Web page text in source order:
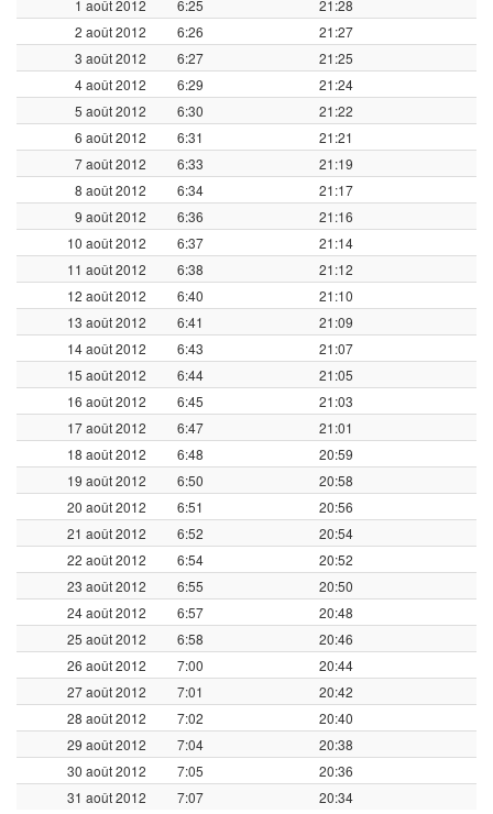
1 août 2012 6:25
21:28
2 août 2012
6:26
21:27
3 août 2012
6:27
21:25
4 août 2012
6:29
21:24
5 août 2012
6:30
21:22
6 août 2012
6:31
21:21
7 août 2012
6:33
21:19
8 août 2012
6:34
21:17
9 août 2012
6:36
21:16
10 août 2012
6:37
21:14
11 août 2012
6:38
21:12
12 août 2012
6:40
21:10
13 août 2012
6:41
21:09
14 août 2012
6:43
21:07
15 août 2012
6:44
21:05
16 août 2012
6:45
21:03
17 août 2012
6:47
21:01
18 août 2012
6:48
20:59
19 août 2012
6:50
20:58
20 août 2012
6:51
20:56
21 août 2012
6:52
20:54
22 août 2012
6:54
20:52
23 août 2012
6:55
20:50
24 août 2012
6:57
20:48
25 août 2012
6:58
20:46
26 août 2012
7:00
20:44
27 août 2012
7:01
20:42
28 août 2012
7:02
20:40
29 août 2012
7:04
20:38
30 août 2012
7:05
20:36
31 août 2012
7:07 20:34